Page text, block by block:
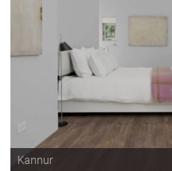
Kannur